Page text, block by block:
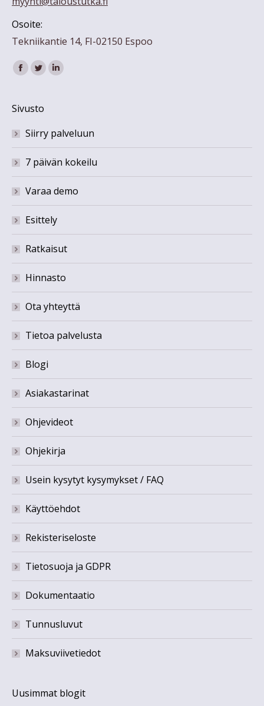
Osoite:
Tekniikantie 14, FI-02150 Espoo
Find us on:
Facebook
TwitterLinkedin
Sivusto
Siirry palveluun
7 päivän kokeilu
Varaa demo
Esittely
Ratkaisut
Hinnasto
Ota yhteyttä
Tietoa palvelusta
Blogi
Asiakastarinat
Ohjevideot
Ohjekirja
Usein kysytyt kysymykset / FAQ
Käyttöehdot
Rekisteriseloste
Tietosuoja ja GDPR
Dokumentaatio
Tunnusluvut
Maksuviivetiedot
Uusimmat blogit